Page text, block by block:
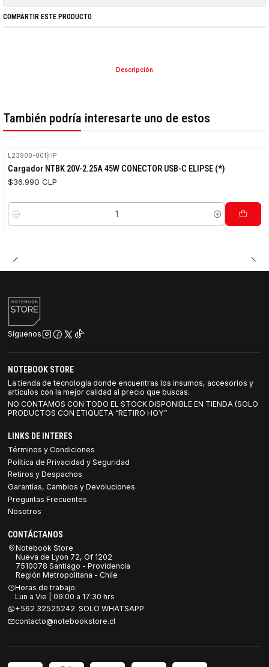
COMPARTIR ESTE PRODUCTO
Descripción
También podría interesarte uno de estos
L23900-001 HP
Cargador NTBK 20V-2.25A 45W CONECTOR USB-C ELIPSE (*)
$36.990 CLP
Cantidad
Síguenos
NOTEBOOK STORE
La tienda de tecnología donde encuentras los insumos, accesorios y
artículos con la mejor calidad al precio que buscas.
NO CONTAMOS CON TODO EL STOCK DISPONIBLE EN TIENDA (SOLO
PRODUCTOS CON ETIQUETA “RETIRO HOY”
LINKS DE INTERES
Términos y Condiciones
Política de Privacidad y Seguridad
Retiros y Despachos
Garantías, Cambios y Devoluciones.
Preguntas Frecuentes
Nosotros
CONTÁCTANOS
Notebook Store
Nueva de Lyon 72, Of 1202
7510078 Santiago - Providencia
Región Metropolitana - Chile
Horas de trabajo:
Lun a Vie | 09:00 a 17:30 hrs
+562 32525242 SOLO WHATSAPP
contacto@notebookstore.cl